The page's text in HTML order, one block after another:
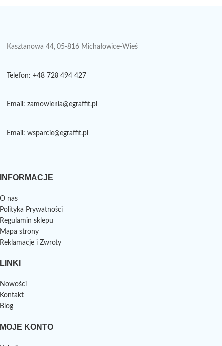
Kasztanowa 44, 05-816 Michałowice-Wieś
Telefon: +48 728 494 427
Email: zamowienia@egraffit.pl
Email: wsparcie@egraffit.pl
INFORMACJE
O nas
Polityka Prywatności
Regulamin sklepu
Mapa strony
Reklamacje i Zwroty
LINKI
Nowości
Kontakt
Blog
MOJE KONTO